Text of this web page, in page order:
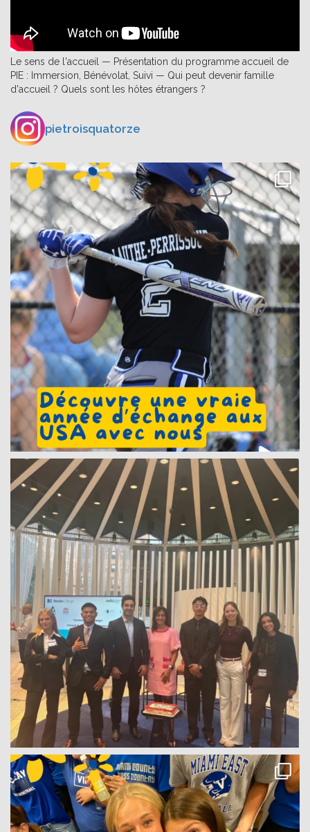
Le sens de l'accueil — Présentation du programme accueil de
PIE : Immersion, Bénévolat, Suivi — Qui peut devenir famille
d'accueil ? Quels sont les hôtes étrangers ?
pietroisquatorze